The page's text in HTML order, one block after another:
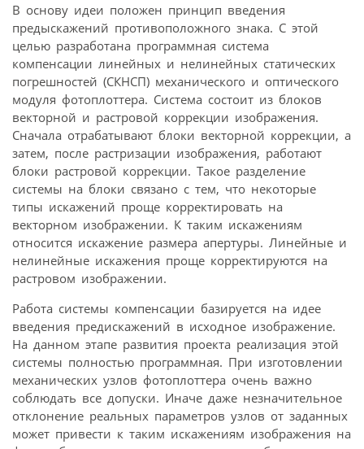
В основу идеи положен принцип введения
предыскажений противоположного знака. С этой
целью разработана программная система
компенсации линейных и нелинейных статических
погрешностей (СКНСП) механического и оптического
модуля фотоплоттера. Система состоит из блоков
векторной и растровой коррекции изображения.
Сначала отрабатывают блоки векторной коррекции, а
затем, после растризации изображения, работают
блоки растровой коррекции. Такое разделение
системы на блоки связано с тем, что некоторые
типы искажений проще корректировать на
векторном изображении. К таким искажениям
относится искажение размера апертуры. Линейные и
нелинейные искажения проще корректируются на
растровом изображении.
Работа системы компенсации базируется на идее
введения предискажений в исходное изображение.
На данном этапе развития проекта реализация этой
системы полностью программная. При изготовлении
механических узлов фотоплоттера очень важно
соблюдать все допуски. Иначе даже незначительное
отклонение реальных параметров узлов от заданных
может привести к таким искажениям изображения на